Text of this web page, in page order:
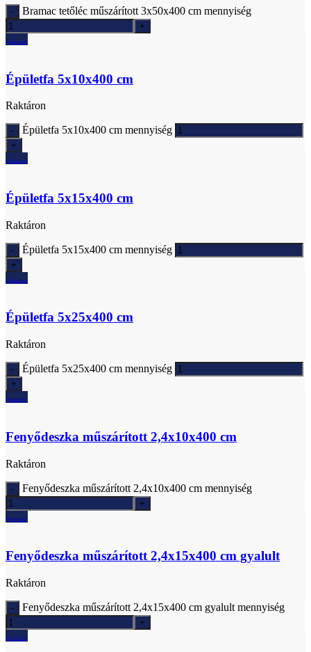
Bramac tetőléc műszárított 3x50x400 cm mennyiség
Ajánlatkérés
Épületfa 5x10x400 cm
Raktáron
Épületfa 5x10x400 cm mennyiség
Ajánlatkérés
Épületfa 5x15x400 cm
Raktáron
Épületfa 5x15x400 cm mennyiség
Ajánlatkérés
Épületfa 5x25x400 cm
Raktáron
Épületfa 5x25x400 cm mennyiség
Ajánlatkérés
Fenyődeszka műszárított 2,4x10x400 cm
Raktáron
Fenyődeszka műszárított 2,4x10x400 cm mennyiség
Ajánlatkérés
Fenyődeszka műszárított 2,4x15x400 cm gyalult
Raktáron
Fenyődeszka műszárított 2,4x15x400 cm gyalult mennyiség
Ajánlatkérés